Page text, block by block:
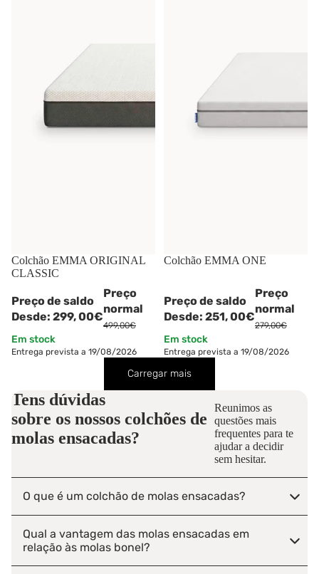
-40%
Colchão EMMA ORIGINAL
CLASSIC
Preço de saldo
Desde: 299,00€
Preço
normal
499,00€
Em stock
Entrega prevista a 19/08/2026
-10%
Colchão EMMA ONE
Preço de saldo
Desde: 251,00€
Preço
normal
279,00€
Em stock
Entrega prevista a 19/08/2026
Carregar mais
Tens dúvidas
sobre os nossos colchões de
molas ensacadas?
Reunimos as
questões mais
frequentes para te
ajudar a decidir
sem hesitar.
O que é um colchão de molas ensacadas?
Qual a vantagem das molas ensacadas em
relação às molas bonel?